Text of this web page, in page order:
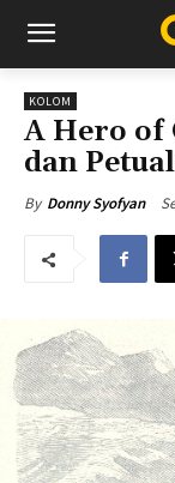
KOLOM
A Hero of
dan
By Donny Syofyan